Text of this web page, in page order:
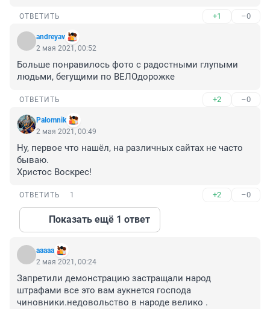
ОТВЕТИТЬ +1 –0
andreyav
2 мая 2021, 00:52
Больше понравилось фото с радостными глупыми
людьми, бегущими по ВЕЛОдорожке
ОТВЕТИТЬ +2 –0
Palomnik
2 мая 2021, 00:49
Ну, первое что нашёл, на различных сайтах не часто
бываю.
Христос Воскрес!
ОТВЕТИТЬ 1 +2 –0
Показать ещё 1 ответ
aaaaa
2 мая 2021, 00:24
Запретили демонстрацию застращали народ
штрафами все это вам аукнется господа
чиновники.недовольство в народе велико .